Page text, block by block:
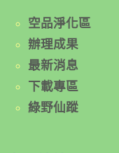
空品淨化區
辦理成果
最新消息
下載專區
綠野仙蹤